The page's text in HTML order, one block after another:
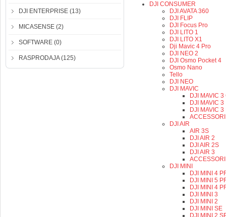
DJI ENTERPRISE (13)
MICASENSE (2)
SOFTWARE (0)
RASPRODAJA (125)
DJI CONSUMER
DJI AVATA 360
DJI FLIP
DJI Focus Pro
DJI LITO 1
DJI LITO X1
Dji Mavic 4 Pro
DJI NEO 2
DJI Osmo Pocket 4
Osmo Nano
Tello
DJI NEO
DJI MAVIC
DJI MAVIC
DJI MAVIC 3
DJI MAVIC 3
DJI AIR
AIR 3S
DJI AIR 2
DJI AIR 2S
DJI AIR 3
DJI MINI
DJI MINI 4
DJI MINI 5
DJI MINI 4
DJI MINI 3
DJI MINI 2
DJI MINI SE